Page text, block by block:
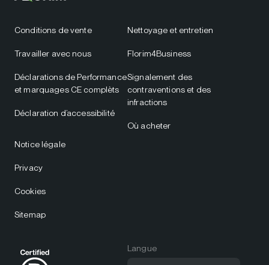
Conditions de vente
Travailler avec nous
Déclarations de Performance
et marquages CE complèts
Déclaration d’accessibilité
Nettoyage et entretien
Florim4Business
Signalement des
contraventions et des
infractions
Où acheter
Notice légale
Privacy
Cookies
Sitemap
Langue